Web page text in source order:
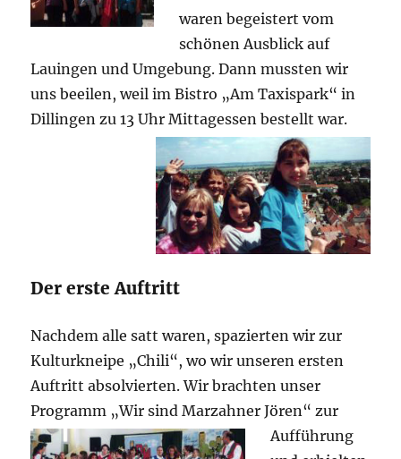
waren begeistert vom
schönen Ausblick auf
Lauingen und Umgebung. Dann mussten wir
uns beeilen, weil im Bistro „Am Taxispark“ in
Dillingen zu 13 Uhr Mittagessen bestellt war.
Der erste Auftritt
Nachdem alle satt waren, spazierten wir zur
Kulturkneipe „Chili“, wo wir unseren ersten
Auftritt absolvierten. Wir brachten unser
Programm „Wir sind Marzahner Jören“ zur
Aufführung